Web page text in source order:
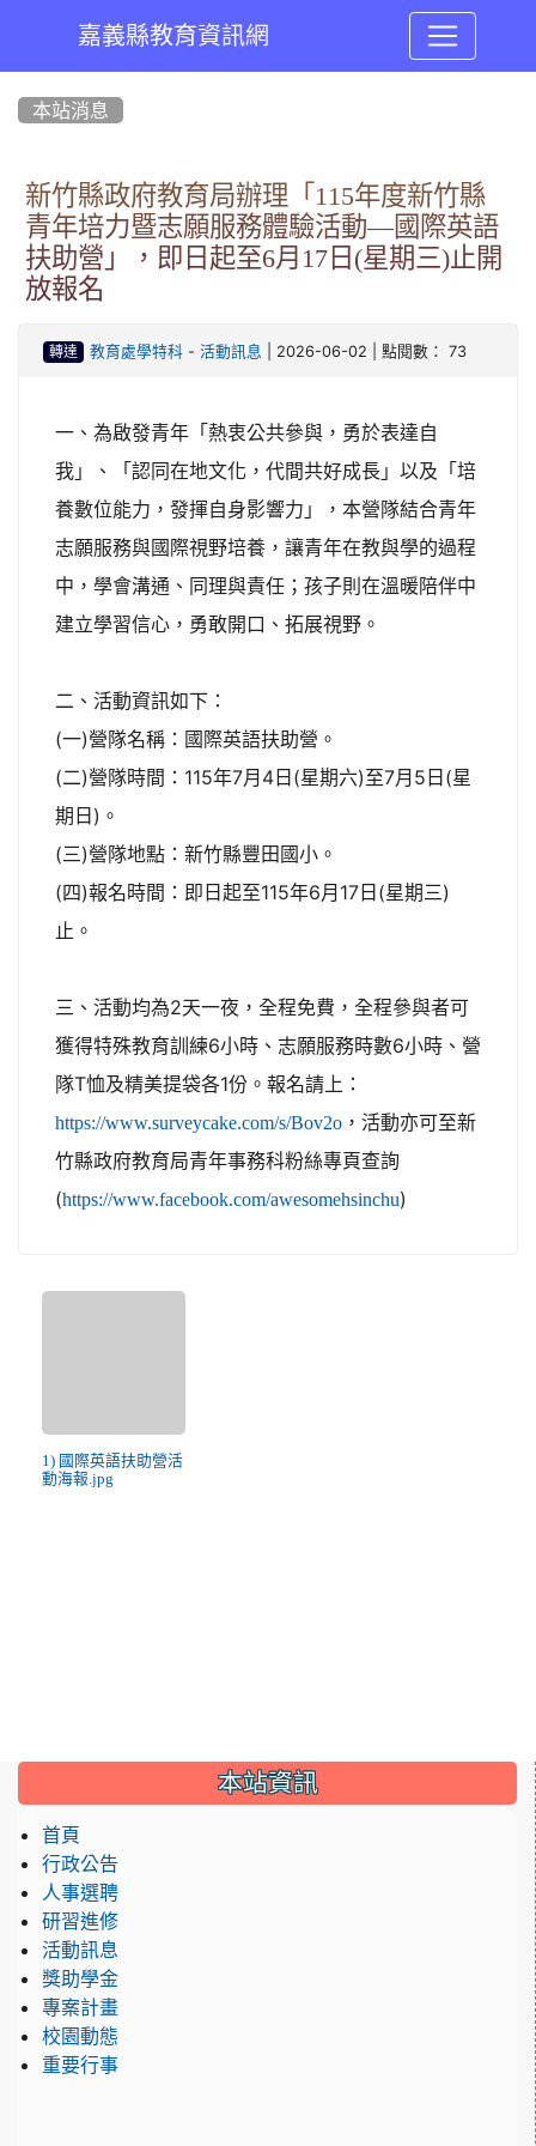
嘉義縣教育資訊網
本站消息
新竹縣政府教育局辦理「115年度新竹縣
青年培力暨志願服務體驗活動—國際英語
扶助營」，即日起至6月17日(星期三)止開
放報名
轉達 教育處學特科- 活動訊息 | 2026-06-02 | 點閱數： 73
一、為啟發青年「熱衷公共參與，勇於表達自
我」、「認同在地文化，代間共好成長」以及「培
養數位能力，發揮自身影響力」，本營隊結合青年
志願服務與國際視野培養，讓青年在教與學的過程
中，學會溝通、同理與責任；孩子則在溫暖陪伴中
建立學習信心，勇敢開口、拓展視野。
二、活動資訊如下：
(一)營隊名稱：國際英語扶助營。
(二)營隊時間：115年7月4日(星期六)至7月5日(星
期日)。
(三)營隊地點：新竹縣豐田國小。
(四)報名時間：即日起至115年6月17日(星期三)
止。
三、活動均為2天一夜，全程免費，全程參與者可
獲得特殊教育訓練6小時、志願服務時數6小時、營
隊T恤及精美提袋各1份。報名請上：
https://www.surveycake.com/s/Bov2o ，活動亦可至新
竹縣政府教育局青年事務科粉絲專頁查詢
(https://www.facebook.com/awesomehsinchu)
1) 國際英語扶助營活
動海報.jpg
::: 本站資訊
首頁
行政公告
人事選聘
研習進修
活動訊息
獎助學金
專案計畫
校園動態
重要行事